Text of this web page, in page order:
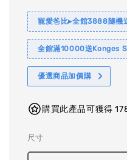
寵愛爸比▸全館3888隨機
全館滿10000送Konges
優選商品加價購
購買此產品可獲得
尺寸